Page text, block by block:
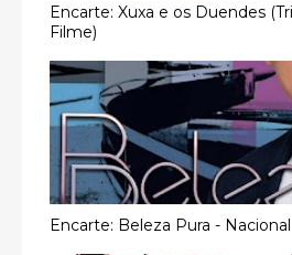
Encarte: Xuxa e os Duendes
Filme)
Encarte: Beleza Pura - Nacional